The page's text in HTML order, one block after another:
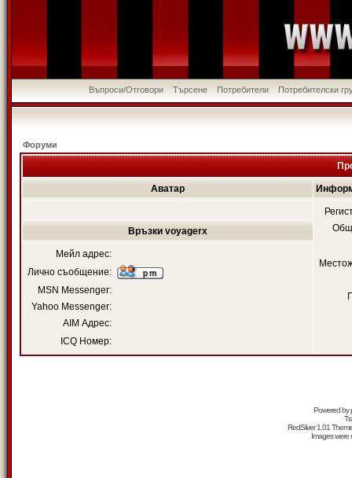
Въпроси/Отговори Търсене Потребители Потребителски
Форуми
Аватар
Връзки voyagerx
Мейл адрес:
Лично съобщение:
MSN Messenger:
Yahoo Messenger:
AIM Адрес:
ICQ Номер:
Powered by
RedSilver 1.01
Images were